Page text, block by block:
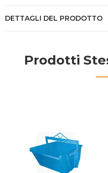
DETTAGLI DEL PRODOTTO
Prodotti